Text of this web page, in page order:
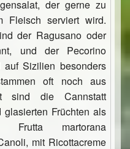
der gerne zu
Fleisch serviert wird.
der Ragusano oder
und der Pecorino
Sizilien besonders
oft noch aus
sind die Cannstatt
Früchten als
martorana
mit Ricottacreme